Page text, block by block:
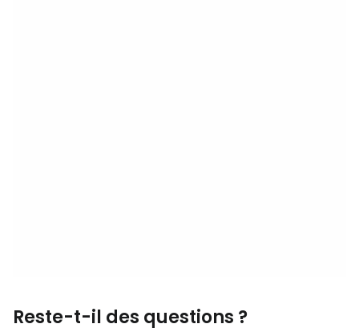
Reste-t-il des questions ?